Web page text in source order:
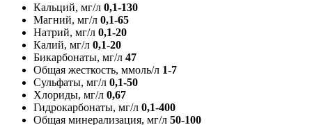
Кальций, мг/л 0,1-130
Магний, мг/л 0,1-65
Натрий, мг/л 0,1-20
Калий, мг/л 0,1-20
Бикарбонаты, мг/л 47
Общая жесткость, ммоль/л 1-7
Сульфаты, мг/л 0,1-50
Хлориды, мг/л 0,67
Гидрокарбонаты, мг/л 0,1-400
Общая минерализация, мг/л 50-100